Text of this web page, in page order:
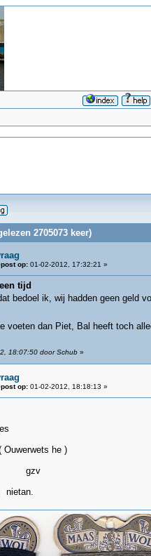
2705073 keer)
op:01-02-2012, 17:32:21 »
tijd
bedoel ik, wij hadden geen geld
voeten dan Piet, Bal heeft toch
18:07:50 door Schub»
op:01-02-2012, 18:18:13 »
Ouwerwets he )
nietan.